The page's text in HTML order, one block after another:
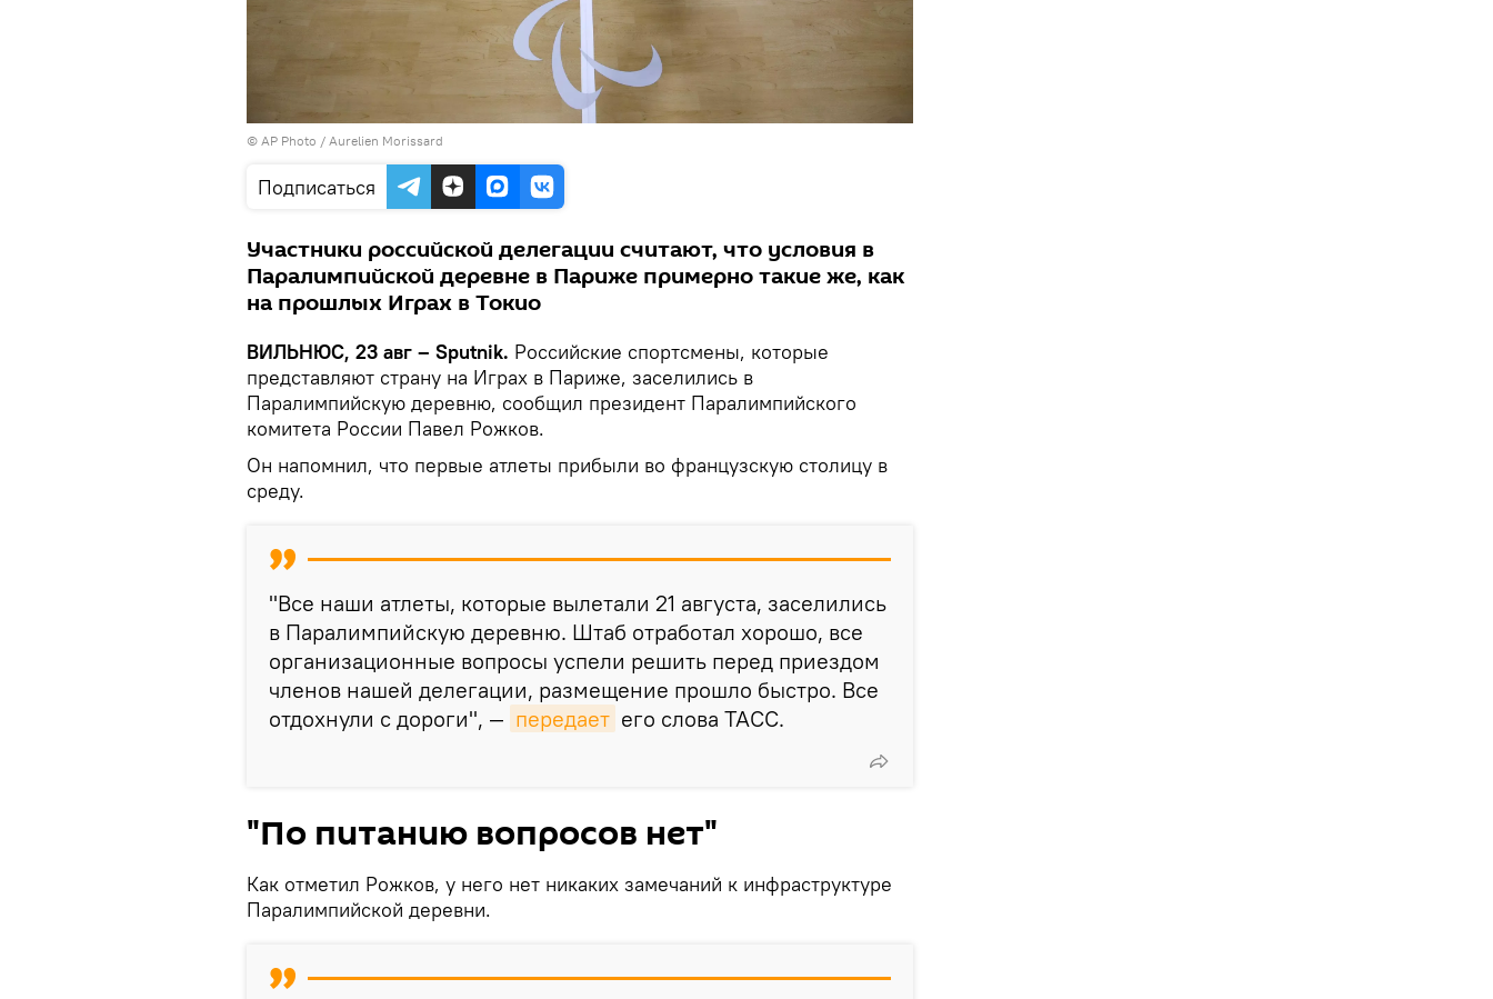
© AP Photo / Aurelien Morissard
Подписаться
Участники российской делегации считают, что условия в
Паралимпийской деревне в Париже примерно такие же, как
на прошлых Играх в Токио
ВИЛЬНЮС, 23 авг – Sputnik. Российские спортсмены, которые
представляют страну на Играх в Париже, заселились в
Паралимпийскую деревню, сообщил президент Паралимпийского
комитета России Павел Рожков.
Он напомнил, что первые атлеты прибыли во французскую столицу в
среду.
"Все наши атлеты, которые вылетали 21 августа, заселились
в Паралимпийскую деревню. Штаб отработал хорошо, все
организационные вопросы успели решить перед приездом
членов нашей делегации, размещение прошло быстро. Все
отдохнули с дороги", — передает его слова ТАСС.
"По питанию вопросов нет"
Как отметил Рожков, у него нет никаких замечаний к инфраструктуре
Паралимпийской деревни.